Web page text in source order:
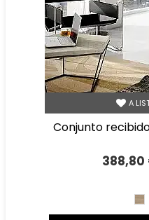
A
conjunto
388,80